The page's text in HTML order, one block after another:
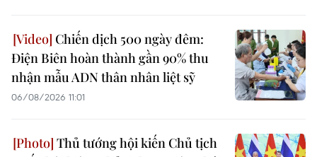
Chiến dịch 500 ngày đêm:
Điện Biên hoàn thành gần 90% thu
nhận mẫu ADN thân nhân liệt sỹ
06/08/2026 11:01
Thủ tướng hội kiến Chủ tịch